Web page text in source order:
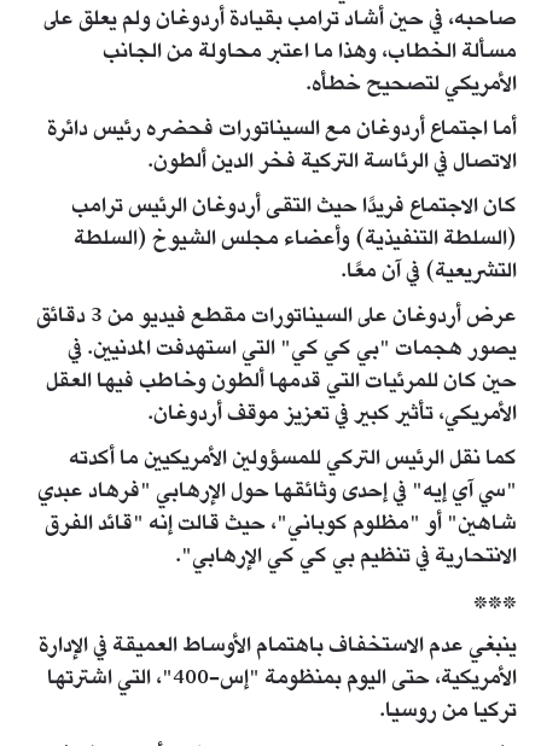
صاحبه، في حين أشاد ترامب بقيادة أردوغان ولم يعلق على
مسألة الخطاب، وهذا ما اعتبر محاولة من الجانب
الأمريكي لتصحيح خطأه.
أما اجتماع أردوغان مع السيناتورات فحضره رئيس دائرة
الاتصال في الرئاسة التركية فخر الدين ألطون.
كان الاجتماع فريدًا حيث التقى أردوغان الرئيس ترامب
(السلطة التنفيذية) وأعضاء مجلس الشيوخ (السلطة
التشريعية) في آن معًا.
عرض أردوغان على السيناتورات مقطع فيديو من 3 دقائق
يصور هجمات "بي كي كي" التي استهدفت المدنيين. في
حين كان للمرئيات التي قدمها ألطون وخاطب فيها العقل
الأمريكي، تأثير كبير في تعزيز موقف أردوغان.
كما نقل الرئيس التركي للمسؤولين الأمريكيين ما أكدته
"سي آي إيه" في إحدى وثائقها حول الإرهابي "فرهاد عبدي
شاهين" أو "مظلوم كوباني"، حيث قالت إنه "قائد الفرق
الانتحارية في تنظيم بي كي كي الإرهابي".
***
ينبغي عدم الاستخفاف باهتمام الأوساط العميقة في الإدارة
الأمريكية، حتى اليوم بمنظومة "إس-400"، التي اشترتها
تركيا من روسيا.